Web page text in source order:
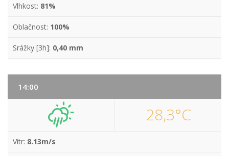
Vlhkost: 81%
Oblačnost: 100%
Srážky [3h]: 0,40 mm
14:00
28,3°C
Vítr: 8.13m/s